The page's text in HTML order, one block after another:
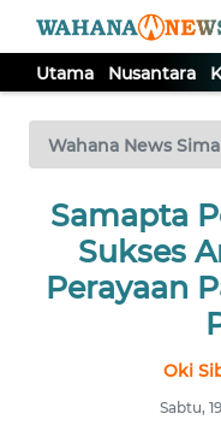
Utama Nusantara
Wahana News
Samapta
Sukses
Perayaan
Oki
Sabtu,
TV
Tutup
UTAMA
NUSANTARA